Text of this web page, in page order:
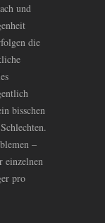
und
die
bisschen
–
einzelnen
pro